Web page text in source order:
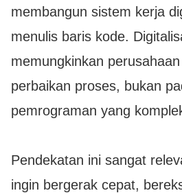
membangun sistem kerja
menulis baris kode.
memungkinkan
perbaikan proses, bukan
pemrograman yang
Pendekatan ini sangat
ingin bergerak cepat,